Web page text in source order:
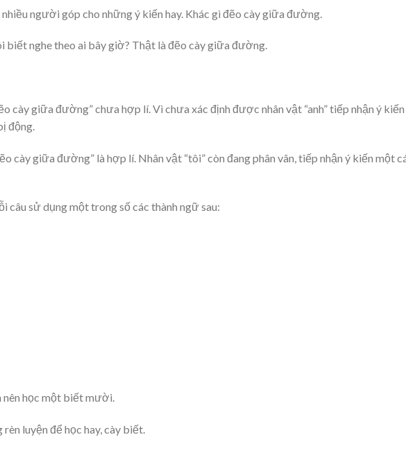
nhiều người góp cho những ý kiến hay. Khác gì đẽo cày giữa đường.
biết nghe theo ai bây giờ? Thật là đẽo cày giữa đường.
cày giữa đường” chưa hợp lí. Vì chưa xác định được nhân vật “anh” tiếp nhận ý kiến
động.
cày giữa đường” là hợp lí. Nhân vật “tôi” còn đang phân vân, tiếp nhận ý kiến một
câu sử dụng một trong số các thành ngữ sau:
nên học một biết mười.
rèn luyện để học hay, cày biết.